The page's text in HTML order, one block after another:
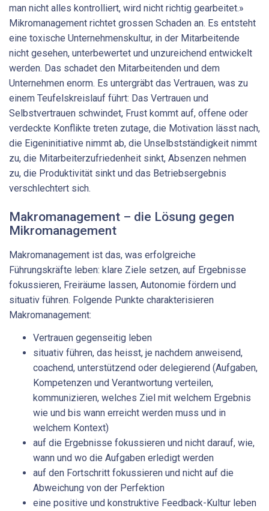
man nicht alles kontrolliert, wird nicht richtig gearbeitet.»
Mikromanagement richtet grossen Schaden an. Es entsteht
eine toxische Unternehmenskultur, in der Mitarbeitende
nicht gesehen, unterbewertet und unzureichend entwickelt
werden. Das schadet den Mitarbeitenden und dem
Unternehmen enorm. Es untergräbt das Vertrauen, was zu
einem Teufelskreislauf führt: Das Vertrauen und
Selbstvertrauen schwindet, Frust kommt auf, offene oder
verdeckte Konflikte treten zutage, die Motivation lässt nach,
die Eigeninitiative nimmt ab, die Unselbstständigkeit nimmt
zu, die Mitarbeiterzufriedenheit sinkt, Absenzen nehmen
zu, die Produktivität sinkt und das Betriebsergebnis
verschlechtert sich.
Makromanagement – die Lösung gegen
Mikromanagement
Makromanagement ist das, was erfolgreiche
Führungskräfte leben: klare Ziele setzen, auf Ergebnisse
fokussieren, Freiräume lassen, Autonomie fördern und
situativ führen. Folgende Punkte charakterisieren
Makromanagement:
Vertrauen gegenseitig leben
situativ führen, das heisst, je nachdem anweisend,
coachend, unterstützend oder delegierend (Aufgaben,
Kompetenzen und Verantwortung verteilen,
kommunizieren, welches Ziel mit welchem Ergebnis
wie und bis wann erreicht werden muss und in
welchem Kontext)
auf die Ergebnisse fokussieren und nicht darauf, wie,
wann und wo die Aufgaben erledigt werden
auf den Fortschritt fokussieren und nicht auf die
Abweichung von der Perfektion
eine positive und konstruktive Feedback-Kultur leben